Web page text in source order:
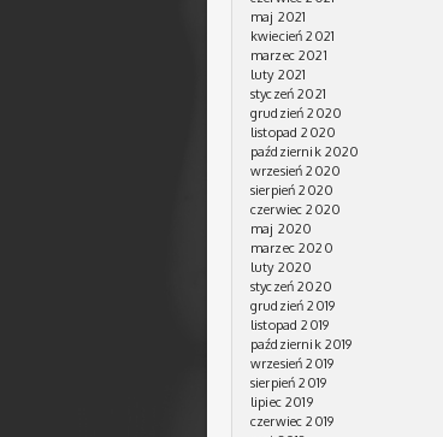
maj 2021
kwiecień 2021
marzec 2021
luty 2021
styczeń 2021
grudzień 2020
listopad 2020
październik 2020
wrzesień 2020
sierpień 2020
czerwiec 2020
maj 2020
marzec 2020
luty 2020
styczeń 2020
grudzień 2019
listopad 2019
październik 2019
wrzesień 2019
sierpień 2019
lipiec 2019
czerwiec 2019